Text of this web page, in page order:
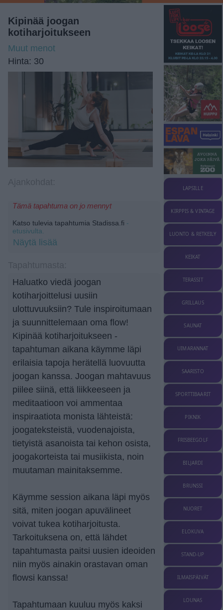
Kipinää joogan
kotiharjoitukseen
Muut menot
Hinta: 30
Tämä tapahtuma on jo mennyt
Katso tulevia tapahtumia Stadissa.fi -
etusivulta.
Näytä lisää
Haluatko viedä joogan
kotiharjoittelusi uusiin
ulottuvuuksiin? Tule inspiroitumaan
ja suunnittelemaan oma flow!
Kipinää kotiharjoitukseen -
tapahtuman aikana käymme läpi
erilaisia tapoja herätellä luovuutta
joogan kanssa. Joogan mahtavuus
piilee siinä, että liikkeeseen ja
meditaatioon voi ammentaa
inspiraatiota monista lähteistä:
joogateksteistä, vuodenajoista,
tietyistä asanoista tai kehon osista,
joogakorteista tai musiikista, noin
muutaman mainitaksemme.
Käymme session aikana läpi myös
sitä, miten joogan apuvälineet
voivat tukea kotiharjoitusta.
Tarkoituksena on, että lähdet
tapahtumasta paitsi uusien ideoiden
niin myös ainakin orastavan oman
flowsi kanssa!
Tapahtumaan kuuluu myös kaksi
LAPSILLE
KIRPPIS & VINTAGE
LUONTO & RETKEILY
KEIKAT
TERASSIT
GRILLAUS
SAUNAT
UIMARANNAT
SAARISTO
SPORTTIBAARIT
PIKNIK
FRISBEEGOLF
BILJARDI
BRUNSSI
NUORET
ELOKUVA
STAND-UP
ILMAISPÄIVÄT
LOUNAS